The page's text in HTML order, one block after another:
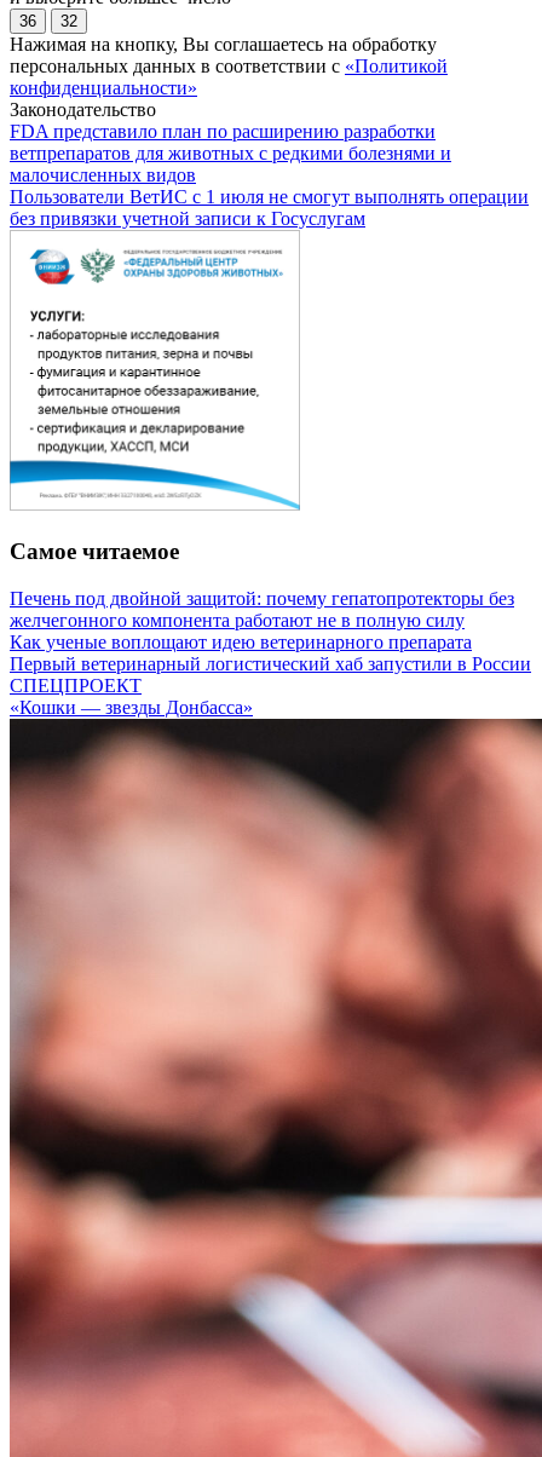
36 32
Нажимая на кнопку, Вы соглашаетесь на обработку
персональных данных в соответствии с «Политикой
конфиденциальности»
Законодательство
FDA представило план по расширению разработки
ветпрепаратов для животных с редкими болезнями и
малочисленных видов
Пользователи ВетИС с 1 июля не смогут выполнять операции
без привязки учетной записи к Госуслугам
Самое читаемое
Печень под двойной защитой: почему гепатопротекторы без
желчегонного компонента работают не в полную силу
Как ученые воплощают идею ветеринарного препарата
Первый ветеринарный логистический хаб запустили в России
СПЕЦПРОЕКТ
«Кошки — звезды Донбасса»